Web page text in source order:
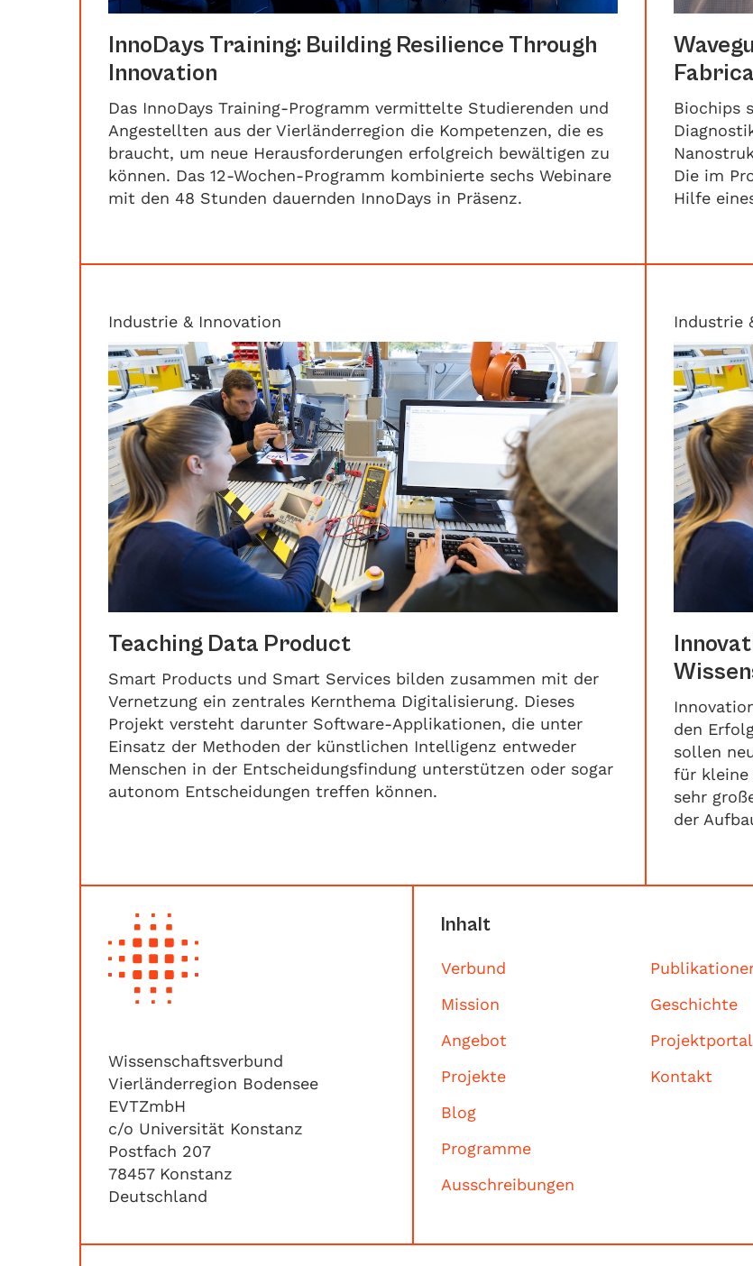
InnoDays Training: Building Resilience Through
Innovation
Das InnoDays Training-Programm vermittelte Studierenden und
Angestellten aus der Vierländerregion die Kompetenzen, die es
braucht, um neue Herausforderungen erfolgreich bewältigen zu
können. Das 12-Wochen-Programm kombinierte sechs Webinare
mit den 48 Stunden dauernden InnoDays in Präsenz.
Biochips
Die im
Hilfe
Industrie & Innovation
Teaching Data Product
Smart Products und Smart Services bilden zusammen mit der
Vernetzung ein zentrales Kernthema Digitalisierung. Dieses
Projekt versteht darunter Software-Applikationen, die unter
Einsatz der Methoden der künstlichen Intelligenz entweder
Menschen in der Entscheidungsfindung unterstützen oder sogar
autonom Entscheidungen treffen können.
Industrie
den
sollen
für kleine
sehr
der
Wissenschaftsverbund
Vierländerregion Bodensee
EVTZmbH
c/o Universität Konstanz
Postfach 207
78457 Konstanz
Deutschland
Inhalt
Verbund
Mission
Angebot
Projekte
Blog
Programme
Ausschreibungen
Geschichte
Projektportal
Kontakt